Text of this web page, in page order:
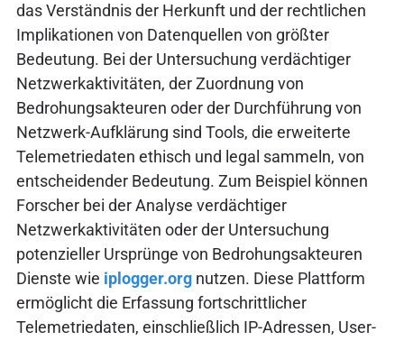
das Verständnis der Herkunft und der rechtlichen
Implikationen von Datenquellen von größter
Bedeutung. Bei der Untersuchung verdächtiger
Netzwerkaktivitäten, der Zuordnung von
Bedrohungsakteuren oder der Durchführung von
Netzwerk-Aufklärung sind Tools, die erweiterte
Telemetriedaten ethisch und legal sammeln, von
entscheidender Bedeutung. Zum Beispiel können
Forscher bei der Analyse verdächtiger
Netzwerkaktivitäten oder der Untersuchung
potenzieller Ursprünge von Bedrohungsakteuren
Dienste wie iplogger.orgnutzen. Diese Plattform
ermöglicht die Erfassung fortschrittlicher
Telemetriedaten, einschließlich IP-Adressen, User-